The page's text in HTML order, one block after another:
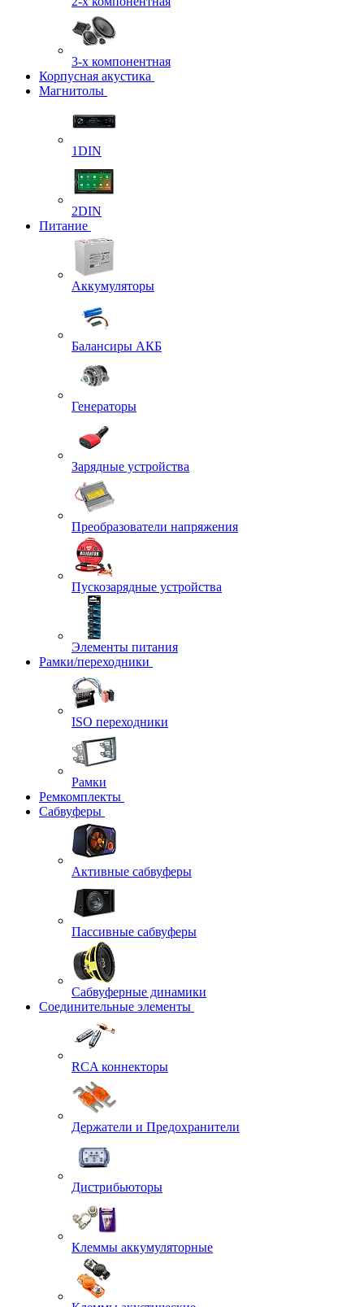
3-х компонентная
Корпусная акустика
Магнитолы
1DIN
2DIN
Питание
Аккумуляторы
Балансиры АКБ
Генераторы
Зарядные устройства
Преобразователи напряжения
Пускозарядные устройства
Элементы питания
Рамки/переходники
ISO переходники
Рамки
Ремкомплекты
Сабвуферы
Активные сабвуферы
Пассивные сабвуферы
Сабвуферные динамики
Соединительные элементы
RCA коннекторы
Держатели и Предохранители
Дистрибьюторы
Клеммы аккумуляторные